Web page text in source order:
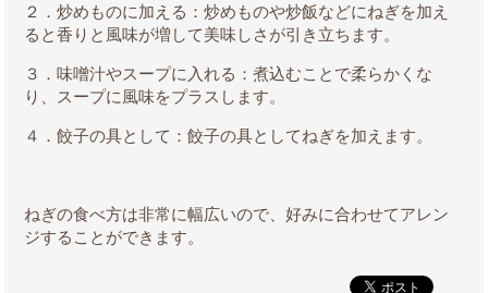
２．炒めものに加える：炒めものや炒飯などにねぎを加え
ると香りと風味が増して美味しさが引き立ちます。
３．味噌汁やスープに入れる：煮込むことで柔らかくな
り、スープに風味をプラスします。
４．餃子の具として：餃子の具としてねぎを加えます。
ねぎの食べ方は非常に幅広いので、好みに合わせてアレン
ジすることができます。